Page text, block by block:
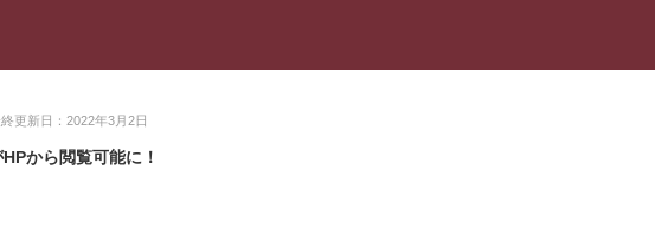
更新日：2022年3月2日
から閲覧可能に！